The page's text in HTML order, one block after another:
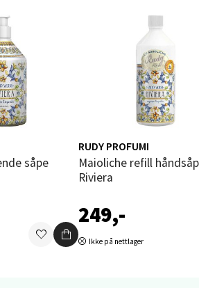
RUDY PROFUMI
Maioliche refill håndsåpe 1L
Riviera
249,-
Ikke på nettlager
Åpent i
Folke